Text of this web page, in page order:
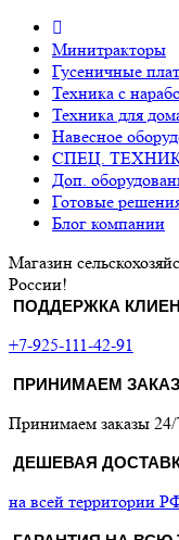
Минитракторы
Гусеничные
Техника с
Техника для
Навесное
СПЕЦ.
Доп.
Готовые
Блог компании
Магазин
России!
ПОДДЕРЖКА
+7-925-111-42-91
ПРИНИМАЕМ
Принимаем заказы 24/
ДЕШЕВАЯ
на всей территории